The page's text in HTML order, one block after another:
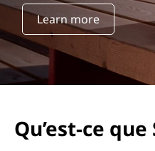
n
c
Learn more
Qu’est-ce que